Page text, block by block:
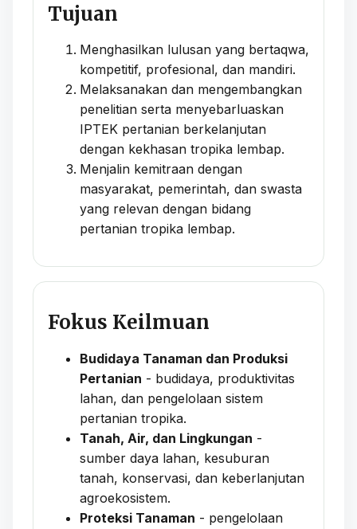
Tujuan
Menghasilkan lulusan yang bertaqwa,
kompetitif, profesional, dan mandiri.
Melaksanakan dan mengembangkan
penelitian serta menyebarluaskan
IPTEK pertanian berkelanjutan
dengan kekhasan tropika lembap.
Menjalin kemitraan dengan
masyarakat, pemerintah, dan swasta
yang relevan dengan bidang
pertanian tropika lembap.
Fokus Keilmuan
Budidaya Tanaman dan Produksi
Pertanian - budidaya, produktivitas
lahan, dan pengelolaan sistem
pertanian tropika.
Tanah, Air, dan Lingkungan -
sumber daya lahan, kesuburan
tanah, konservasi, dan keberlanjutan
agroekosistem.
Proteksi Tanaman - pengelolaan